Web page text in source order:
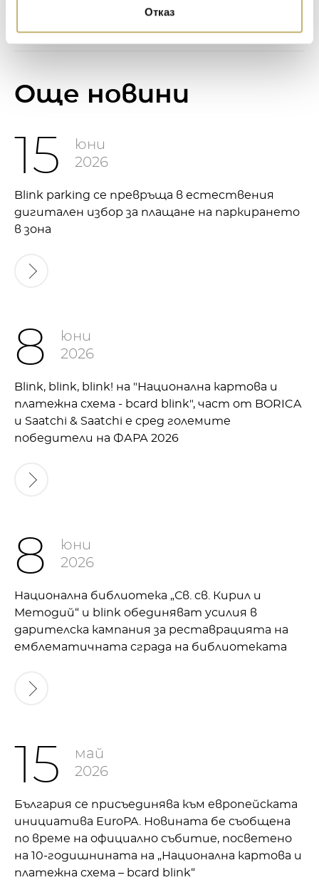
Отказ
Oще новини
15
юни
2026
Blink parking се превръща в естествения
дигитален избор за плащане на паркирането
в зона
8
юни
2026
Blink, blink, blink! на "Национална картова и
платежна схема - bcard blink", част от BORICA
и Saatchi & Saatchi е сред големите
победители на ФАРА 2026
8
юни
2026
Национална библиотека „Св. св. Кирил и
Методий“ и blink обединяват усилия в
дарителска кампания за реставрацията на
емблематичната сграда на библиотеката
15
май
2026
България се присъединява към европейската
инициатива EuroPA. Новината бе съобщена
по време на официално събитие, посветено
на 10-годишнината на „Национална картова и
платежна схема – bcard blink“